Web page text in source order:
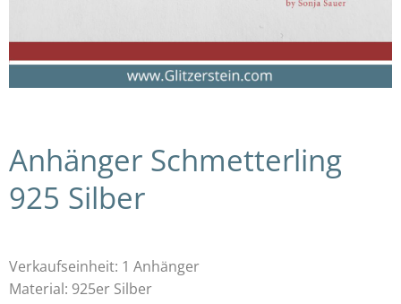
Anhänger Schmetterling
925 Silber
Verkaufseinheit: 1 Anhänger
Material: 925er Silber